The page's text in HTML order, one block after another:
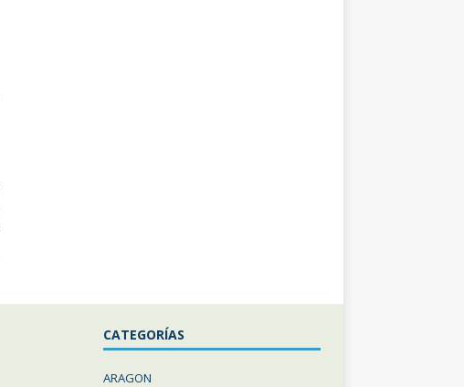
CATEGORÍAS
ARAGON